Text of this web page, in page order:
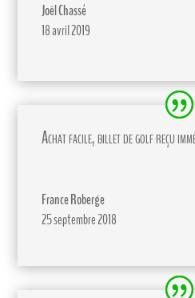
Joël Chassé
18 avril 2019
Achat facile, billet de golf reçu
France Roberge
25 septembre 2018